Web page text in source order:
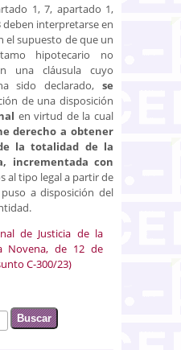
1, 7, apartado 1,
deben interpretarse en
el supuesto de que un
hipotecario no
una cláusula cuyo
sido declarado, se
de una disposición
en virtud de la cual
derecho a obtener
la totalidad de la
incrementada con
al tipo legal a partir de
a disposición del
de Justicia de la
Novena, de 12 de
C-300/23)